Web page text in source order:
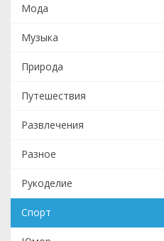
Мода
Музыка
Природа
Путешествия
Развлечения
Разное
Рукоделие
Спорт